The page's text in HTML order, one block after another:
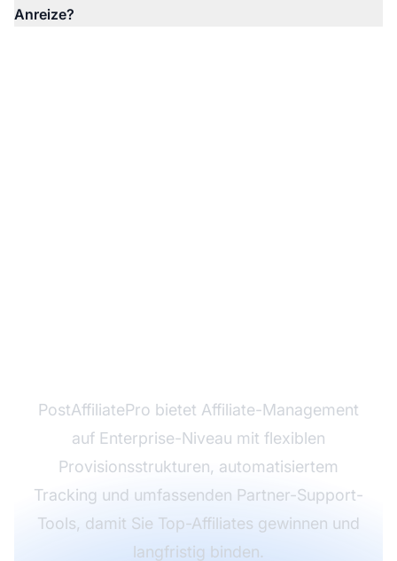
Anreize?
PostAffiliatePro bietet Affiliate-Management
auf Enterprise-Niveau mit flexiblen
Provisionsstrukturen, automatisiertem
Tracking und umfassenden Partner-Support-
Tools, damit Sie Top-Affiliates gewinnen und
langfristig binden.